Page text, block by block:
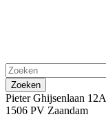
Pieter Ghijsenlaan 12A
1506 PV Zaandam